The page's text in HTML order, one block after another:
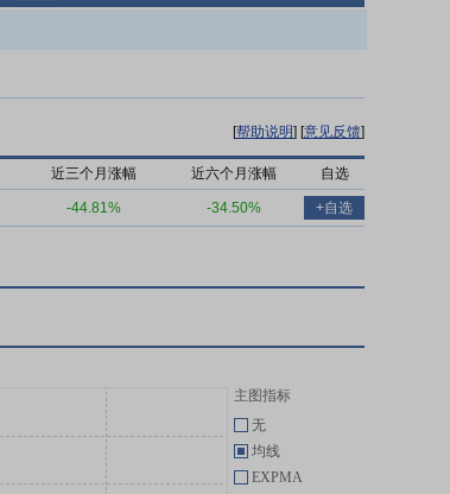
[帮助说明] [意见反馈]
近三个月涨幅 近六个月涨幅 自选
-44.81% -34.50% +自选
主图指标
无
均线
EXPMA